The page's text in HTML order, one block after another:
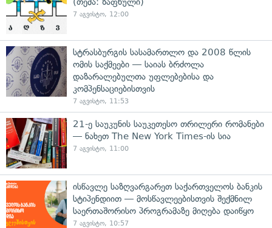
7 აგვისტო, 12:00
სტრასბურგის სასამართლო და 2008 წლის
ომის საქმეები — საიას ბრძოლა
დაზარალებულთა უფლებებისა და
კომპენსაციებისთვის
7 აგვისტო, 11:53
21-ე საუკუნის საუკეთესო თრილერი რომანები
— ნახეთ The New York Times-ის სია
7 აგვისტო, 11:00
ისწავლე საზღვარგარეთ საქართველოს ბანკის
სტიპენდიით — მოსწავლეებისთვის შექმნილ
საერთაშორისო პროგრამაზე მიღება დაიწყო
7 აგვისტო, 10:57